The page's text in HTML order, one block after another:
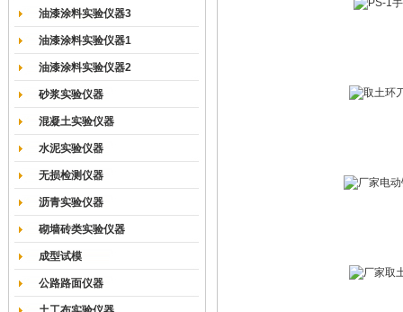
油漆涂料实验仪器3
油漆涂料实验仪器1
油漆涂料实验仪器2
砂浆实验仪器
混凝土实验仪器
水泥实验仪器
无损检测仪器
沥青实验仪器
砌墙砖类实验仪器
成型试模
公路路面仪器